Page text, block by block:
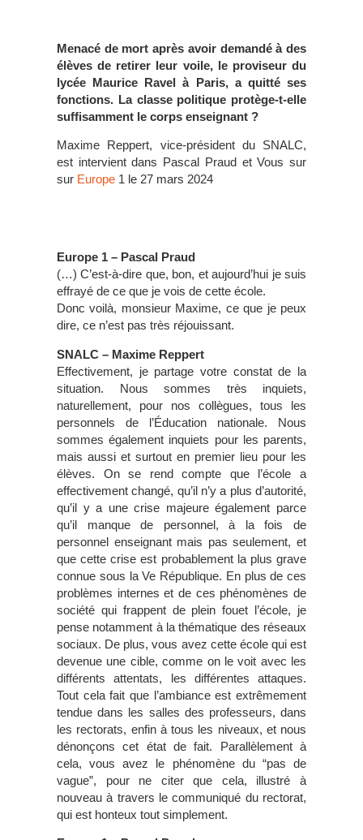
Menacé de mort après avoir demandé à des
élèves de retirer leur voile, le proviseur du
lycée Maurice Ravel à Paris, a quitté ses
fonctions. La classe politique protège-t-elle
suffisamment le corps enseignant ?
Maxime Reppert, vice-président du SNALC,
est intervient dans Pascal Praud et Vous sur
sur Europe 1 le 27 mars 2024
Europe 1 – Pascal Praud
(…) C’est-à-dire que, bon, et aujourd’hui je suis
effrayé de ce que je vois de cette école.
Donc voilà, monsieur Maxime, ce que je peux
dire, ce n’est pas très réjouissant.
SNALC – Maxime Reppert
Effectivement, je partage votre constat de la
situation. Nous sommes très inquiets,
naturellement, pour nos collègues, tous les
personnels de l’Éducation nationale. Nous
sommes également inquiets pour les parents,
mais aussi et surtout en premier lieu pour les
élèves. On se rend compte que l’école a
effectivement changé, qu’il n’y a plus d’autorité,
qu’il y a une crise majeure également parce
qu’il manque de personnel, à la fois de
personnel enseignant mais pas seulement, et
que cette crise est probablement la plus grave
connue sous la Ve République. En plus de ces
problèmes internes et de ces phénomènes de
société qui frappent de plein fouet l’école, je
pense notamment à la thématique des réseaux
sociaux. De plus, vous avez cette école qui est
devenue une cible, comme on le voit avec les
différents attentats, les différentes attaques.
Tout cela fait que l’ambiance est extrêmement
tendue dans les salles des professeurs, dans
les rectorats, enfin à tous les niveaux, et nous
dénonçons cet état de fait. Parallèlement à
cela, vous avez le phénomène du “pas de
vague”, pour ne citer que cela, illustré à
nouveau à travers le communiqué du rectorat,
qui est honteux tout simplement.